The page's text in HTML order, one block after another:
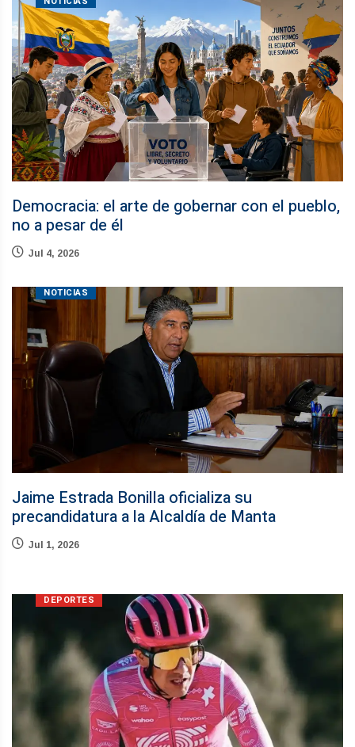
Democracia: el arte de gobernar con el pueblo,
no a pesar de él
Jul 4, 2026
NOTICIAS
Jaime Estrada Bonilla oficializa su
precandidatura a la Alcaldía de Manta
Jul 1, 2026
DEPORTES